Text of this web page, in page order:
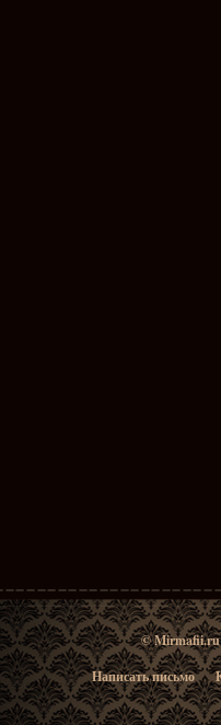
© Mirmafii.ru
Написать письмо